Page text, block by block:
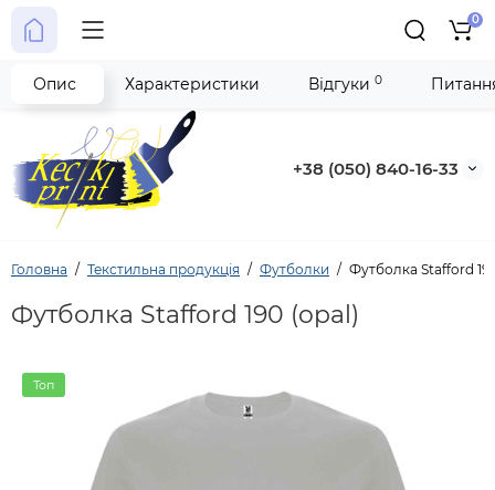
+38 (050) 840-16-33
0
Головна Текстильна продукція Футболки Футболка Stafford
Футболка Stafford 190 (opal)
Топ
Опис Характеристики Відгуки 0